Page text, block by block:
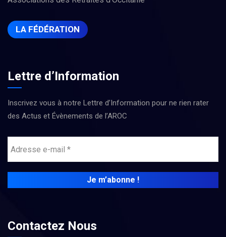
LA FÉDÉRATION
Lettre d’Information
Inscrivez vous à notre Lettre d’Information pour ne rien rater
des Actus et Évènements de l’AROC
Contactez Nous